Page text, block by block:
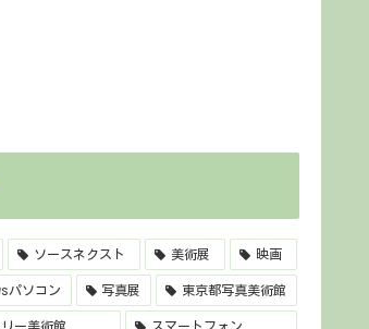
ソースネクスト 美術展 映画
パソコン 写真展 東京都写真美術館
ー美術館 スマートフォン